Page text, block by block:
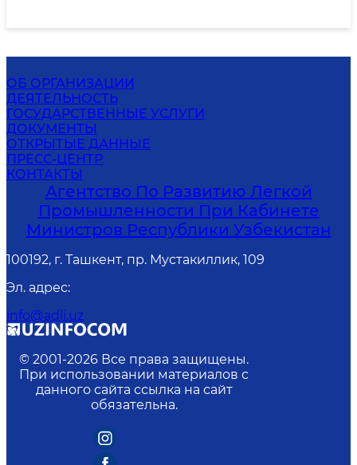
ОБ ОРГАНИЗАЦИИ
ДЕЯТЕЛЬНОСТЬ
ГОСУДАРСТВЕННЫЕ УСЛУГИ
ДОКУМЕНТЫ
ОТКРЫТЫЕ ДАННЫЕ
ПРЕСС-ЦЕНТР
КОНТАКТЫ
Агентство По Развитию Легкой
Промышленности При Кабинете
Министров Республики Узбекистан
100192, г. Ташкент, пр. Мустакиллик, 109
Эл. адрес:
info@adli.uz
© 2001-2026 Все права защищены.
При использовании материалов с
данного сайта ссылка на сайт
обязательна.